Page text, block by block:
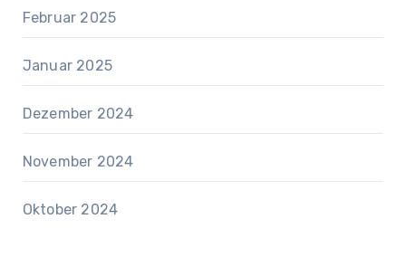
Februar 2025
Januar 2025
Dezember 2024
November 2024
Oktober 2024